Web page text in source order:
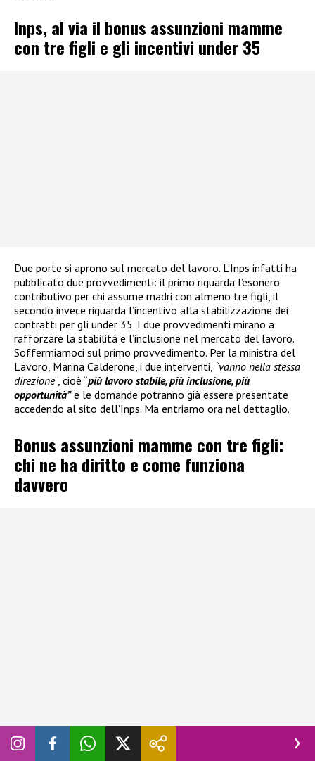
Inps, al via il bonus assunzioni mamme
con tre figli e gli incentivi under 35
Due porte si aprono sul mercato del lavoro. L’Inps infatti ha
pubblicato due provvedimenti: il primo riguarda l’esonero
contributivo per chi assume madri con almeno tre figli, il
secondo invece riguarda l’incentivo alla stabilizzazione dei
contratti per gli under 35. I due provvedimenti mirano a
rafforzare la stabilità e l’inclusione nel mercato del lavoro.
Soffermiamoci sul primo provvedimento. Per la ministra del
Lavoro, Marina Calderone, i due interventi, “vanno nella stessa
direzione“, cioè “più lavoro stabile, più inclusione, più
opportunità”e le domande potranno già essere presentate
accedendo al sito dell’Inps. Ma entriamo ora nel dettaglio.
Bonus assunzioni mamme con tre figli:
chi ne ha diritto e come funziona
davvero